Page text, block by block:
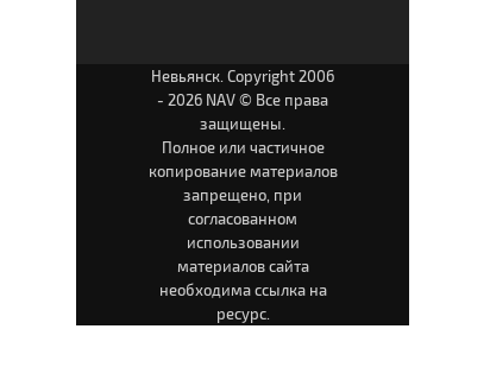
Невьянск. Copyright 2006
- 2026 NAV © Все права
защищены.
Полное или частичное
копирование материалов
запрещено, при
согласованном
использовании
материалов сайта
необходима ссылка на
ресурс.